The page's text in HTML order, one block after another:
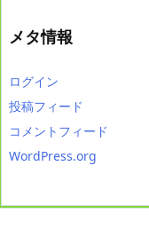
メタ情報
ログイン
投稿フィード
コメントフィード
WordPress.org